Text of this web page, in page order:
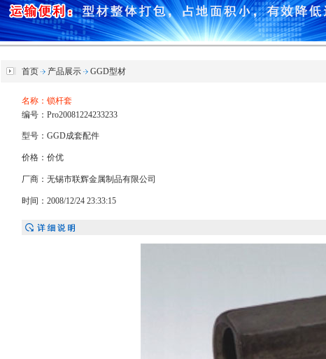
首页 产品展示 GGD型材
名称：锁杆套
编号：Pro20081224233233
型号：GGD成套配件
价格：价优
厂商：无锡市联辉金属制品有限公司
时间：2008/12/24 23:33:15